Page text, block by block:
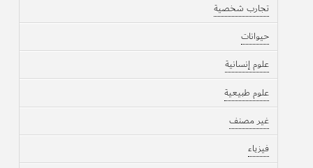
تجارب شخصية
حيوانات
علوم إنسانية
علوم طبيعية
غير مصنف
فيزياء